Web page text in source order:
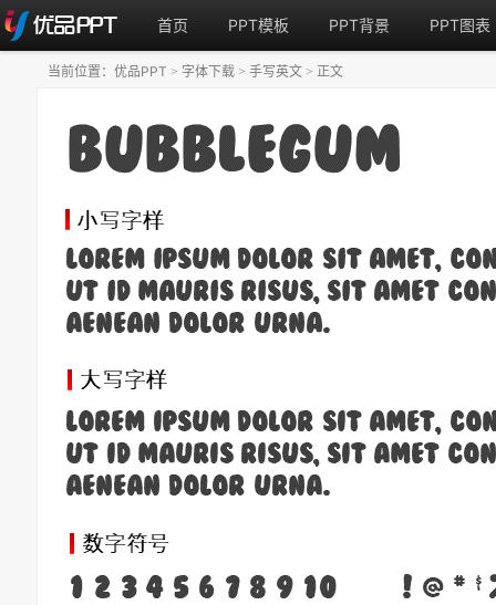
首页 PPT模板 PPT背景 PPT图表
当前位置： 优品PPT > 字体下载 > 手写英文 > 正文